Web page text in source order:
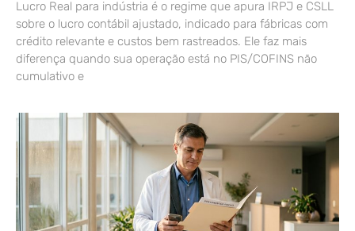
Lucro Real para indústria é o regime que apura IRPJ e CSLL
sobre o lucro contábil ajustado, indicado para fábricas com
crédito relevante e custos bem rastreados. Ele faz mais
diferença quando sua operação está no PIS/COFINS não
cumulativo e